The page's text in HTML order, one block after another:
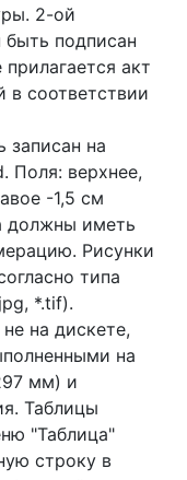
2-ой
быть подписан
акт
в соответствии
записан на
Поля: верхнее,
-1,5 см
должны иметь
Рисунки
типа
*.tif).
на дискете,
на
мм) и
Таблицы
"Таблица"
строку в